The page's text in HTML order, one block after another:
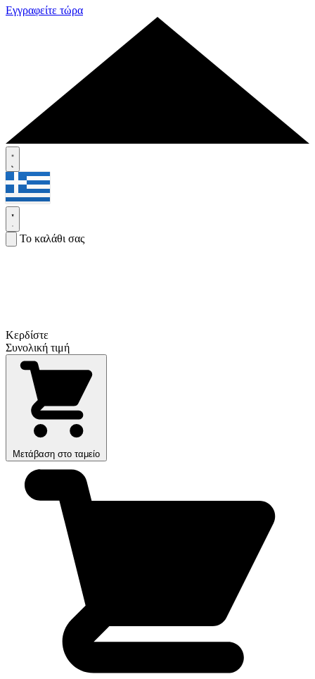
Εγγραφείτε τώρα
Το καλάθι σας
Κερδίστε
Συνολική τιμή
Μετάβαση στο ταμείο